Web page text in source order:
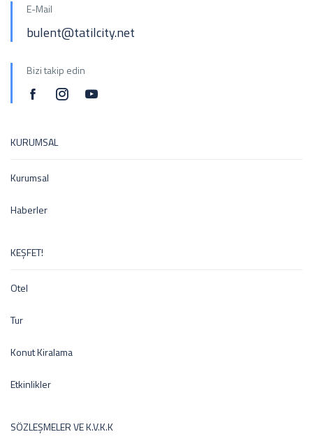
E-Mail
bulent@tatilcity.net
Bizi takip edin
KURUMSAL
Kurumsal
Haberler
KEŞFET!
Otel
Tur
Konut Kiralama
Etkinlikler
SÖZLEŞMELER VE K.V.K.K